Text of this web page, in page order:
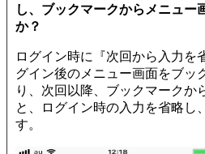
し、ブックマークからメニュー
か？
ログイン時に『次回から入力を
グイン後のメニュー画面をブッ
り、次回以降、ブックマークか
と、ログイン時の入力を省略し
す。